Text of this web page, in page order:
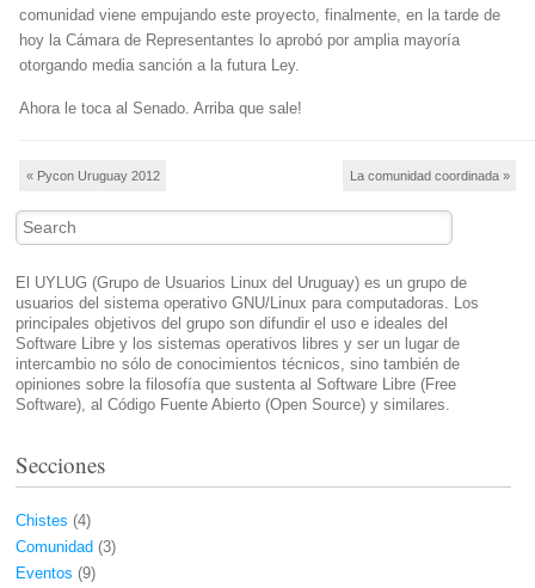
comunidad viene empujando este proyecto, finalmente, en la tarde de
hoy la Cámara de Representantes lo aprobó por amplia mayoría
otorgando media sanción a la futura Ley.
Ahora le toca al Senado. Arriba que sale!
Post navigation
«Pycon Uruguay 2012 La comunidad coordinada »
Search
El UYLUG (Grupo de Usuarios Linux del Uruguay) es un grupo de
usuarios del sistema operativo GNU/Linux para computadoras. Los
principales objetivos del grupo son difundir el uso e ideales del
Software Libre y los sistemas operativos libres y ser un lugar de
intercambio no sólo de conocimientos técnicos, sino también de
opiniones sobre la filosofía que sustenta al Software Libre (Free
Software), al Código Fuente Abierto (Open Source) y similares.
Secciones
Chistes (4)
Comunidad (3)
Eventos (9)